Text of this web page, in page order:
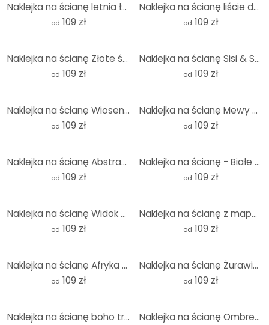
Naklejka na ścianę letnia łąka z rumiankiem - Annie - okrągła
od 109 zł
Naklejka na ścianę liście dżungli zielona akwarela - Bloomery Decor - Okrągła
od 109 zł
Naklejka na ścianę Złote światło na wieczornym niebie - Bergius - Okrągła
od 109 zł
Naklejka na ścianę Sisi & Seb - Pampas - okrągła
od 109 zł
Naklejka na ścianę Wiosenne przebudzenie - Okrągła
od 109 zł
Naklejka na ścianę Mewy na niebie - okrągła
od 109 zł
Naklejka na ścianę Abstrakcyjne gałęzie w tropikalnym stylu - Costa - Okrągła
od 109 zł
Naklejka na ścianę - Białe okrągłe mlecze - Melz
od 109 zł
Naklejka na ścianę Widok na jezioro - Okrągły krajobraz - Piwnica
od 109 zł
Naklejka na ścianę z mapą Włoch - Rivers - okrągła
od 109 zł
Naklejka na ścianę Afryka | Krajobraz o zachodzie słońca - Okrągła
od 109 zł
Naklejka na ścianę Żurawie w kwiatowym krajobrazie - Bloomery Decor - Okrągła
od 109 zł
Naklejka na ścianę boho tropikalne liście - Haase - Okrągła Naklejka na ścianę Ombre - Świt - Okrągła